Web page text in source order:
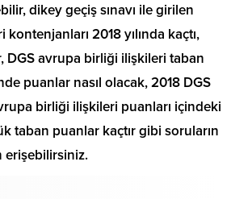
dikey geçiş sınavı ile girilen
2018 yılında kaçtı,
DGS avrupa birliği ilişkileri taban
puanlar nasıl olacak, 2018 DGS
birliği ilişkileri puanları içindeki
taban puanlar kaçtır gibi soruların
erişebilirsiniz.